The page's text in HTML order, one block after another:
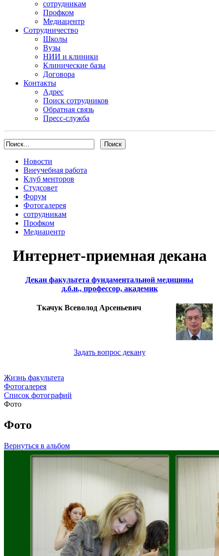
сотрудникам
Профком
Медиацентр
Сотрудничество
Школы
Вузы
НИИ и клиники
Клинические базы
Договора
Контакты
Адрес
Поиск сотрудников
Обратная связь
Пресс-служба
Новости
Внеучебная работа
Клуб менторов
Студсовет
Форум
Фотогалерея
сотрудникам
Профком
Медиацентр
Интернет-приемная декана
Декан факультета фундаментальной медицины
д.б.н., профессор, академик
Ткачук Всеволод Арсеньевич
Задать вопрос декану
Жизнь факультета
Фотогалерея
Список фотографий
Фото
Фото
Вернуться в альбом